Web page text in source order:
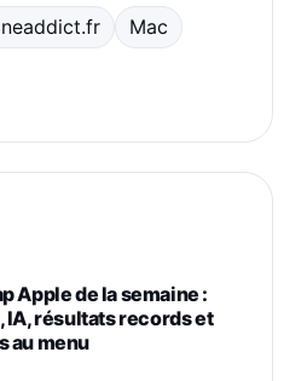
Mac
Apple de la semaine :
IA, résultats records et
au menu